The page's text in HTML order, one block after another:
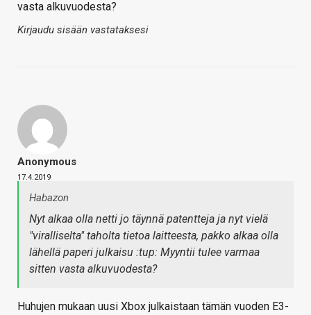
vasta alkuvuodesta?
Kirjaudu sisään vastataksesi
Anonymous
17.4.2019
Habazon
Nyt alkaa olla netti jo täynnä patentteja ja nyt vielä
"viralliselta" taholta tietoa laitteesta, pakko alkaa olla
lähellä paperi julkaisu :tup: Myyntii tulee varmaa
sitten vasta alkuvuodesta?
Huhujen mukaan uusi Xbox julkaistaan tämän vuoden E3-